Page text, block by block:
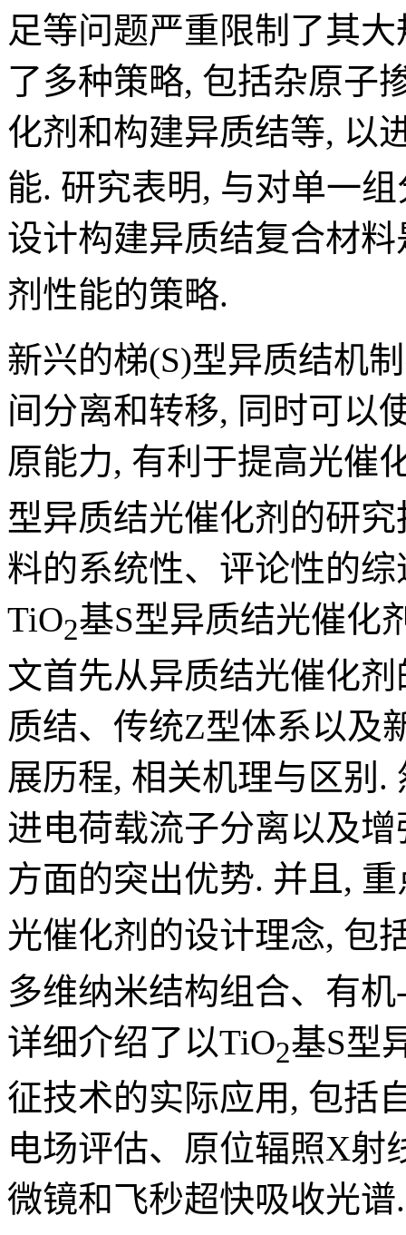
足等问题严重限制了其
了多种策略, 包括杂原子
化剂和构建异质结等, 以
能. 研究表明, 与对单一
设计构建异质结复合材
剂性能的策略.
新兴的梯(S)型异质结机
间分离和转移, 同时可以
原能力, 有利于提高光催
型异质结光催化剂的研
料的系统性、评论性的
TiO2基S型异质结光催化
文首先从异质结光催化
质结、传统Z型体系以及
展历程, 相关机理与区别.
进电荷载流子分离以及
方面的突出优势. 并且,
光催化剂的设计理念, 包
多维纳米结构组合、有
详细介绍了以TiO2基S型
征技术的实际应用, 包括
电场评估、原位辐照X射
微镜和飞秒超快吸收光